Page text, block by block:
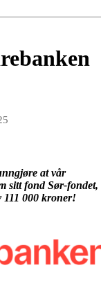
at vår
sitt fond Sør-fondet,
111 000 kroner!